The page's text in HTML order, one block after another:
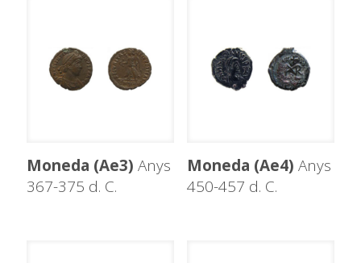
Moneda (Ae3) Anys
367-375 d. C.
Moneda (Ae4) Anys
450-457 d. C.